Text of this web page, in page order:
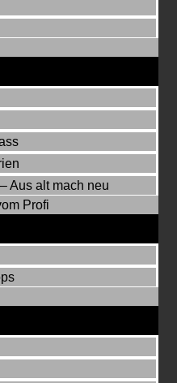
Aus alt mach neu
Profi